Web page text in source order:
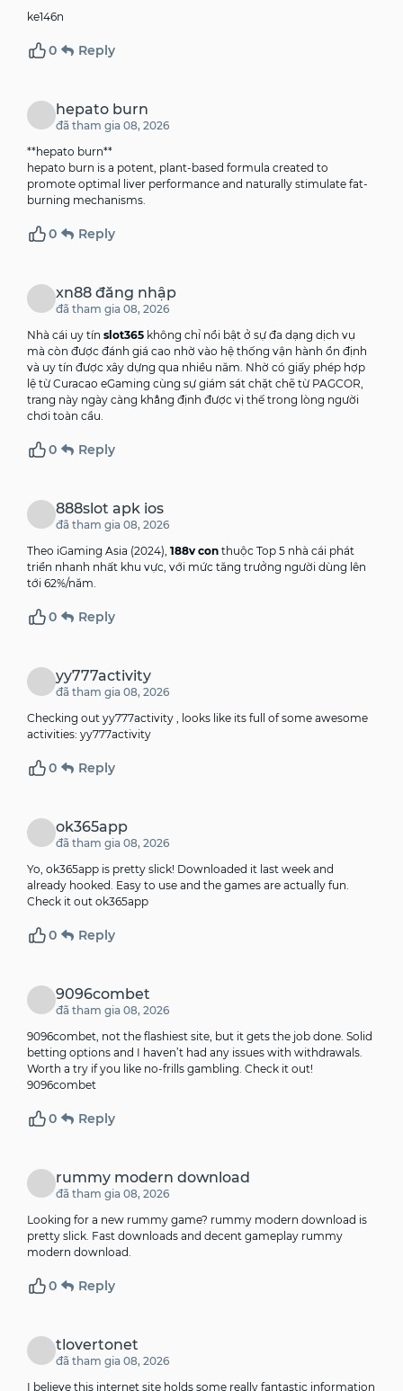
ke146n
0 Reply
hepato burn
đã tham gia 08, 2026
** hepato burn**
hepato burn is a potent, plant-based formula created to
promote optimal liver performance and naturally stimulate fat-
burning mechanisms.
0 Reply
xn88 đăng nhập
đã tham gia 08, 2026
Nhà cái uy tín slot365 không chỉ nổi bật ở sự đa dạng dịch vụ
mà còn được đánh giá cao nhờ vào hệ thống vận hành ổn định
và uy tín được xây dựng qua nhiều năm. Nhờ có giấy phép hợp
lệ từ Curacao eGaming cùng sự giám sát chặt chẽ từ PAGCOR,
trang này ngày càng khẳng định được vị thế trong lòng người
chơi toàn cầu.
0 Reply
888slot apk ios
đã tham gia 08, 2026
Theo iGaming Asia (2024), 188v con thuộc Top 5 nhà cái phát
triển nhanh nhất khu vực, với mức tăng trưởng người dùng lên
tới 62%/năm.
0 Reply
yy777activity
đã tham gia 08, 2026
Checking out yy777activity , looks like its full of some awesome
activities: yy777activity
0 Reply
ok365app
đã tham gia 08, 2026
Yo, ok365app is pretty slick! Downloaded it last week and
already hooked. Easy to use and the games are actually fun.
Check it out ok365app
0 Reply
9096combet
đã tham gia 08, 2026
9096combet, not the flashiest site, but it gets the job done. Solid
betting options and I haven’t had any issues with withdrawals.
Worth a try if you like no-frills gambling. Check it out!
9096combet
0 Reply
rummy modern download
đã tham gia 08, 2026
Looking for a new rummy game? rummy modern download is
pretty slick. Fast downloads and decent gameplay rummy
modern download.
0 Reply
tlovertonet
đã tham gia 08, 2026
I believe this internet site holds some really fantastic information